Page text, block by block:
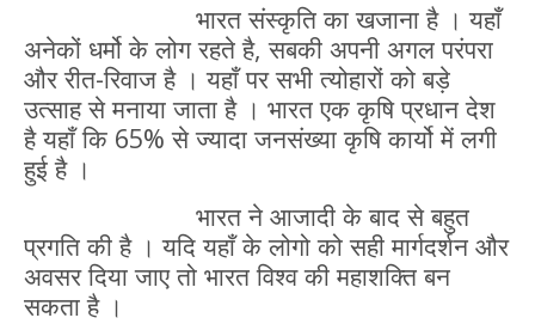
भारत संस्कृति का खजाना है । यहाँ
अनेकों धर्मो के लोग रहते है, सबकी अपनी अगल परंपरा
और रीत-रिवाज है । यहाँ पर सभी त्योहारों को बड़े
उत्साह से मनाया जाता है । भारत एक कृषि प्रधान देश
है यहाँ कि 65% से ज्यादा जनसंख्या कृषि कार्यो में लगी
हुई है ।
भारत ने आजादी के बाद से बहुत
प्रगति की है । यदि यहाँ के लोगो को सही मार्गदर्शन और
अवसर दिया जाए तो भारत विश्व की महाशक्ति बन
सकता है ।